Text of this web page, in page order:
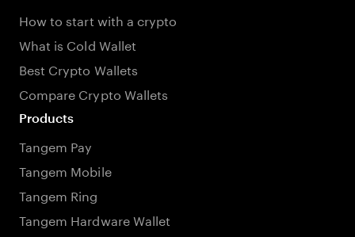
How to start with a crypto
What is Cold Wallet
Best Crypto Wallets
Compare Crypto Wallets
Products
Tangem Pay
Tangem Mobile
Tangem Ring
Tangem Hardware Wallet